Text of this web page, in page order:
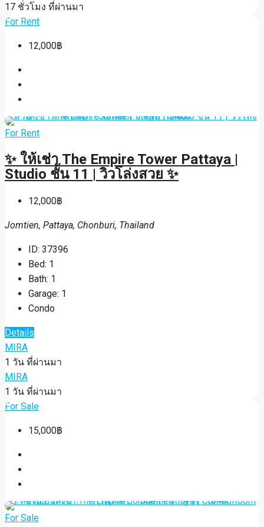
17 ชั่วโมง ที่ผ่านมา
For Rent
12,000฿
For Rent
✨ ให้เช่า The Empire Tower Pattaya |
Studio ชั้น 11 | วิวโล่งสวย ✨
12,000฿
Jomtien, Pattaya, Chonburi, Thailand
ID: 37396
Bed: 1
Bath: 1
Garage: 1
Condo
Details
MIRA
1 วัน ที่ผ่านมา
MIRA
1 วัน ที่ผ่านมา
For Sale
15,000฿
For Sale